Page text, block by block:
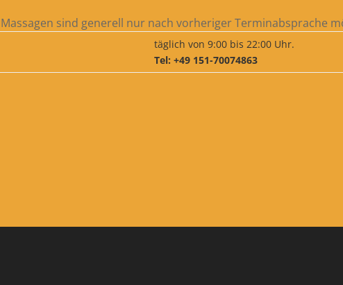
Massagen sind generell nur nach vorheriger Terminabsprache
täglich von 9:00 bis 22:00 Uhr.
Tel: +49 151-70074863